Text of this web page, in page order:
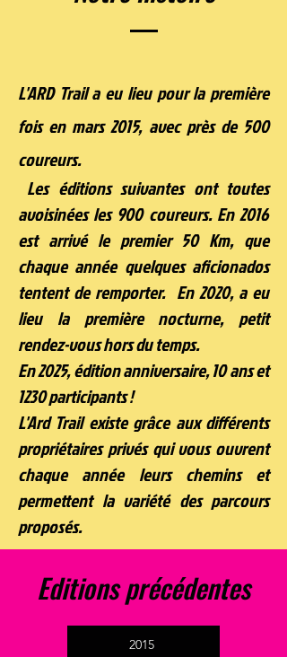
L'ARD Trail a eu lieu pour la première
fois en mars 2015, avec près de 500
coureurs.
Les éditions suivantes ont toutes
avoisinées les 900 coureurs. En 2016
est arrivé le premier 50 Km, que
chaque année quelques aficionados
tentent de remporter. En 2020, a eu
lieu la première nocturne, petit
rendez-vous hors du temps.
En 2025,édition anniversaire, 10 ans et
1230 participants !
L'Ard Trail existe grâce aux différents
propriétaires privés qui vous ouvrent
chaque année leurs chemins et
permettent la variété des parcours
proposés.
Editions précédentes
2015